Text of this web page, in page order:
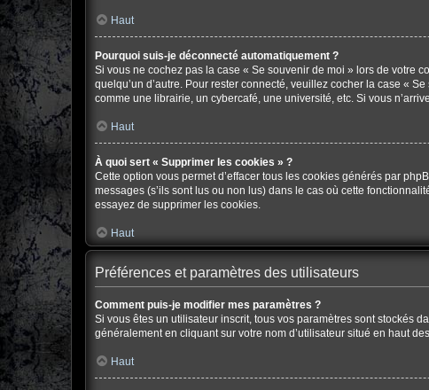
Haut
Pourquoi suis-je déconnecté automatiquement ?
Si vous ne cochez pas la case « Se souvenir de moi » lors de votre
quelqu’un d’autre. Pour rester connecté, veuillez cocher la case «
comme une librairie, un cybercafé, une université, etc. Si vous
Haut
À quoi sert « Supprimer les cookies » ?
Cette option vous permet d’effacer tous les cookies générés par
messages (s’ils sont lus ou non lus) dans le cas où cette
essayez de supprimer les cookies.
Haut
Préférences et paramètres des utilisateurs
Comment puis-je modifier mes paramètres ?
Si vous êtes un utilisateur inscrit, tous vos paramètres sont stockés
généralement en cliquant sur votre nom d’utilisateur situé en haut
Haut